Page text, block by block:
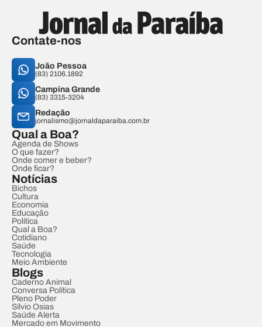
Contate-nos
João Pessoa
(83) 2106.1892
Campina Grande
(83) 3315-3204
Redação
jornalismo@jornaldaparaiba.com.br
Qual a Boa?
Agenda de Shows
O que fazer?
Onde comer e beber?
Onde ficar?
Notícias
Bichos
Cultura
Economia
Educação
Política
Qual a Boa?
Cotidiano
Saúde
Tecnologia
Meio Ambiente
Blogs
Caderno Animal
Conversa Política
Pleno Poder
Sílvio Osias
Saúde Alerta
Mercado em Movimento